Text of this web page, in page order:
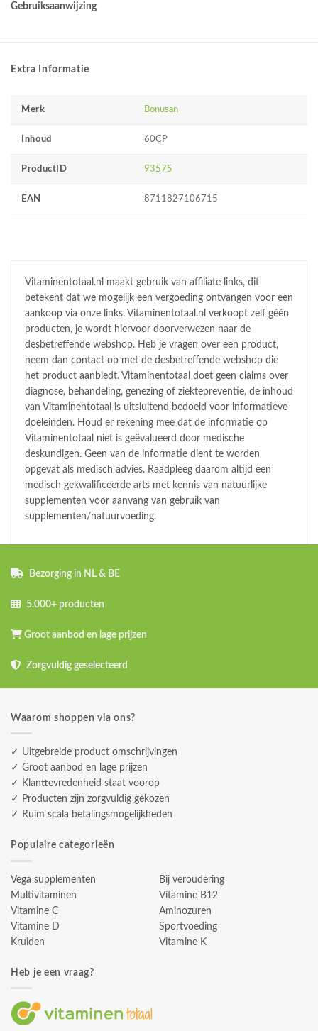
Gebruiksaanwijzing
Extra Informatie
Merk Bonusan
Inhoud 60CP
ProductID 93575
EAN 8711827106715
Vitaminentotaal.nl maakt gebruik van affiliate links, dit
betekent dat we mogelijk een vergoeding ontvangen voor een
aankoop via onze links. Vitaminentotaal.nl verkoopt zelf géén
producten, je wordt hiervoor doorverwezen naar de
desbetreffende webshop. Heb je vragen over een product,
neem dan contact op met de desbetreffende webshop die
het product aanbiedt. Vitaminentotaal doet geen claims over
diagnose, behandeling, genezing of ziektepreventie, de inhoud
van Vitaminentotaal is uitsluitend bedoeld voor informatieve
doeleinden. Houd er rekening mee dat de informatie op
Vitaminentotaal niet is geëvalueerd door medische
deskundigen. Geen van de informatie dient te worden
opgevat als medisch advies. Raadpleeg daarom altijd een
medisch gekwalificeerde arts met kennis van natuurlijke
supplementen voor aanvang van gebruik van
supplementen/natuurvoeding.
Bezorging in NL & BE
5.000+ producten
Groot aanbod en lage prijzen
Zorgvuldig geselecteerd
Waarom shoppen via ons?
✓ Uitgebreide product omschrijvingen
✓ Groot aanbod en lage prijzen
✓ Klanttevredenheid staat voorop
✓ Producten zijn zorgvuldig gekozen
✓ Ruim scala betalingsmogelijkheden
Populaire categorieën
Vega supplementen
Multivitaminen
Vitamine C
Vitamine D
Kruiden
Bij veroudering
Vitamine B12
Aminozuren
Sportvoeding
Vitamine K
Heb je een vraag?